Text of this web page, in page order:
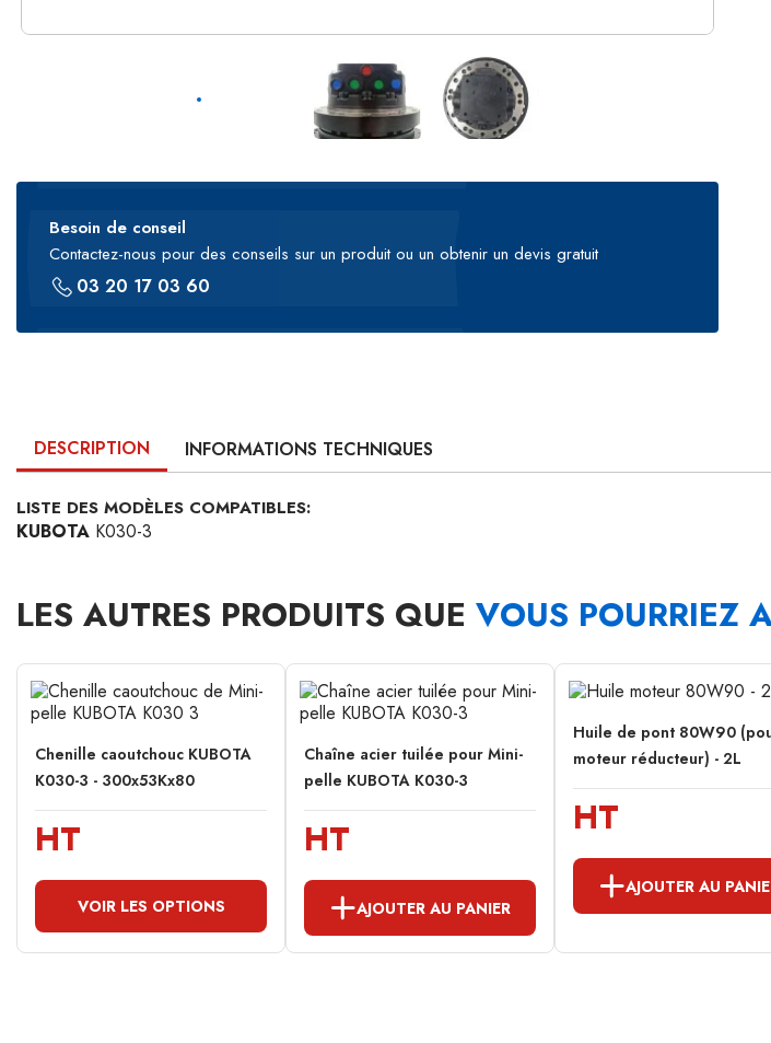
Besoin de conseil
Contactez-nous pour des conseils sur un produit ou un obtenir un devis gratuit
03 20 17 03 60
DESCRIPTION INFORMATIONS TECHNIQUES
LISTE DES MODÈLES COMPATIBLES:
KUBOTA K030-3
LES AUTRES PRODUITS QUE VOUS POURRIEZ
Chenille caoutchouc KUBOTA
K030-3 - 300x53Kx80
HT
VOIR LES OPTIONS
Chaîne acier tuilée pour Mini-
pelle KUBOTA K030-3
HT
AJOUTER AU PANIER
Huile de pont 80W90
moteur réducteur) - 2L
HT
AJOUTER AU